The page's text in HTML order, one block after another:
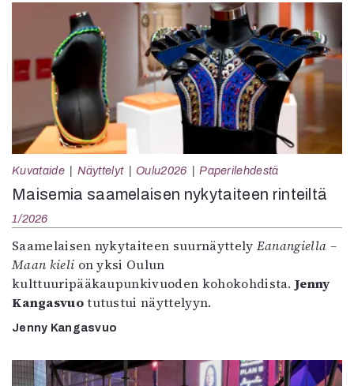
Kuvataide Näyttelyt Oulu2026 Paperilehdestä
Maisemia saamelaisen nykytaiteen rinteiltä
1/2026
Saamelaisen nykytaiteen suurnäyttely Eanangiella –
Maan kieli on yksi Oulun
kulttuuripääkaupunkivuoden kohokohdista.Jenny
Kangasvuotutustui näyttelyyn.
Jenny Kangasvuo